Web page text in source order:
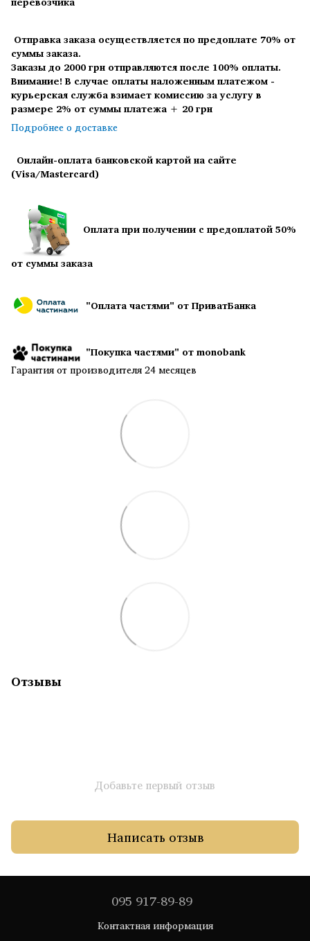
Отправка заказа осуществляется по предоплате 70% от
суммы заказа.
Заказы до 2000 грн отправляются после 100% оплаты.
Внимание! В случае оплаты наложенным платежом -
курьерская служба взимает комиссию за услугу в
размере 2% от суммы платежа + 20 грн
Подробнее о доставке
Онлайн-оплата банковской картой на сайте
(Visa/Mastercard)
Оплата при получении с предоплатой 50%
от суммы заказа
"Оплата частями" от ПриватБанка
"Покупка частями" от monobank
Гарантия от производителя 24 месяцев
Отзывы
Добавьте первый отзыв
Написать отзыв
095 917-89-89
Контактная информация